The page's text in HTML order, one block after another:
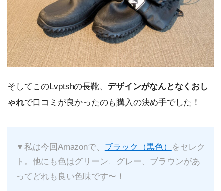
そしてこのLvptshの長靴、 デザインがなんとなくおし
ゃれで口コミが良かったのも購入の決め手でした！
▼私は今回Amazonで、 ブラック（黒色）
をセレク
ト。他にも色はグリーン、グレー、ブラウンがあ
ってどれも良い色味です〜！